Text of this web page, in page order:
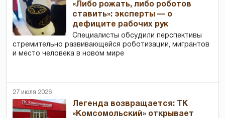
«Либо рожать, либо роботов
ставить»: эксперты — о
дефиците рабочих рук
Специалисты обсудили перспективы
стремительно развивающейся роботизации, мигрантов
и место человека в новом мире
27 июля 2026
Легенда возвращается: ТК
«Комсомольский» открывает